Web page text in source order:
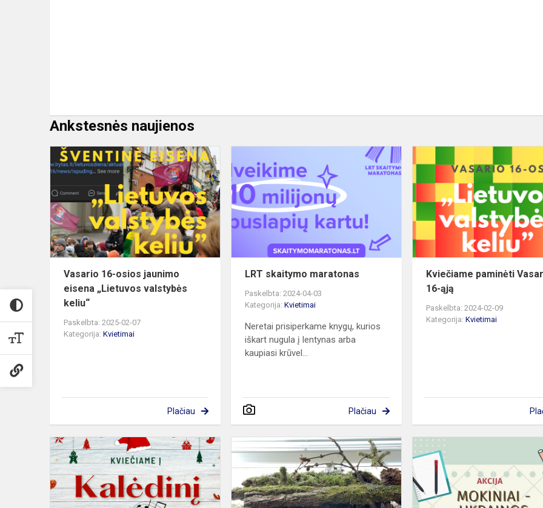
Ankstesnės naujienos
16-
osios
jaunimo
eisena
„Lietuvos
keliu“
Vasario 16-osios jaunimo
eisena „Lietuvos valstybės
keliu“
Paskelbta: 2025-02-07
Kategorija: Kvietimai
Plačiau
skaitymo
maratonas
LRT skaitymo maratonas
Paskelbta: 2024-04-03
Kategorija:Kvietimai
Neretai prisiperkame knygų, kurios
iškart nugula į lentynas arba
kaupiasi krūvel...
Plačiau
Kviečiame paminėti
16-ąją
Paskelbta: 2024-02-09
Kategorija:Kvietimai
Kviečiame
į
Kalėdinį
koncertą
Birželio
14–
oji
–
Gedulo